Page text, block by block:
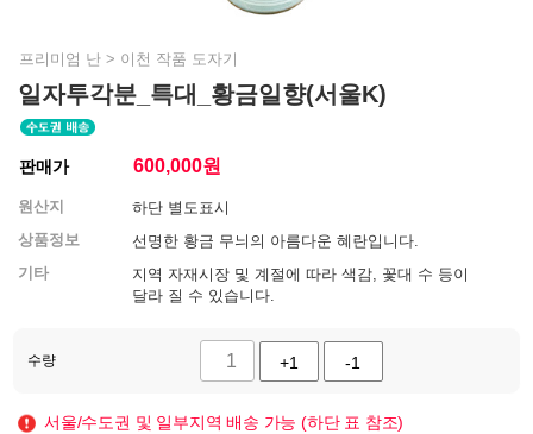
프리미엄 난 > 이천 작품 도자기
일자투각분_특대_황금일향(서울K)
판매가 600,000원
원산지
하단 별도표시
상품정보
선명한 황금 무늬의 아름다운 혜란입니다.
기타
지역 자재시장 및 계절에 따라 색감, 꽃대 수 등이
달라 질 수 있습니다.
수량 +1 -1
서울/수도권 및 일부지역 배송 가능 (하단 표 참조)